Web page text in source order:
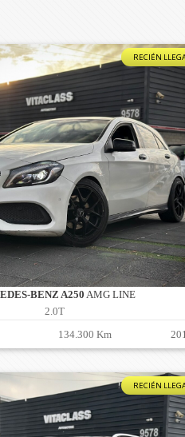
RECIÉN
BENZ A250 AMG LINE
2.0T
134.300 Km
RECIÉN